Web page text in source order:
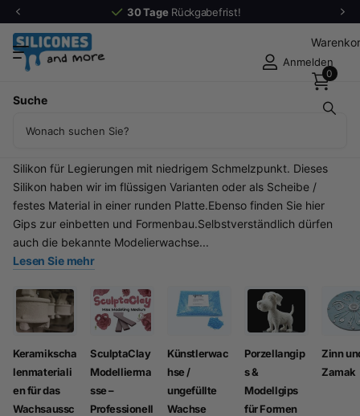
30 TageRückgabefrist!
Suche
Anmelden
0
Material für den Kunstguss (50)
Diese Kategorie enthält Produkte die im Kunstguss (im
Silikon für Legierungen mit niedrigem Schmelzpunkt. Dieses
Silikon haben wir im flüssigen Varianten oder als Scheibe /
festes Material in einer runden Platte.Ebenso finden Sie hier
Gips zur einbetten und Formenbau.Selbstverständlich dürfen
auch die bekannte Modelierwachse...
Lesen Sie mehr
Keramikscha
lenmateriali
en für das
Wachsaussc
SculptaClay
Modellierma
sse –
Professionell
Künstlerwac
hse /
ungefüllte
Wachse
Porzellangip
s &
Modellgips
für Formen
Zinn
Zamak